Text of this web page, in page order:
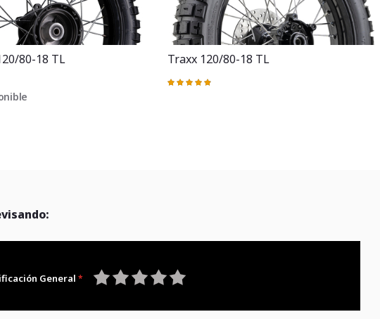
80-18 TL Traxx 120/80-18 TL
Valoración:
General